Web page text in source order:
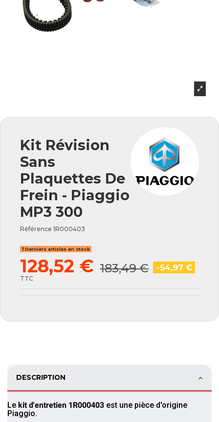
Kit Révision
Sans
Plaquettes De
Frein - Piaggio
MP3 300
Référence 1R000403
Derniers articles en stock
128,52 € 183,49 € -54,97 €
TTC
DESCRIPTION
Le kit d'entretien 1R000403 est une pièce d'origine
Piaggio.